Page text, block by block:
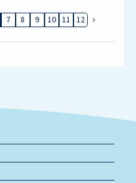
7 8 9 10 11 12 Nächste